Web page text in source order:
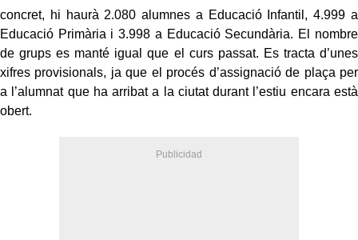
concret, hi haurà 2.080 alumnes a Educació Infantil, 4.999 a
Educació Primària i 3.998 a Educació Secundària. El nombre
de grups es manté igual que el curs passat. Es tracta d’unes
xifres provisionals, ja que el procés d’assignació de plaça per
a l’alumnat que ha arribat a la ciutat durant l’estiu encara està
obert.